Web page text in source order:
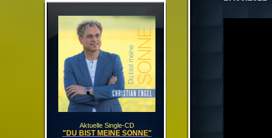
Aktuelle Single-CD
"DU BIST MEINE SONNE"